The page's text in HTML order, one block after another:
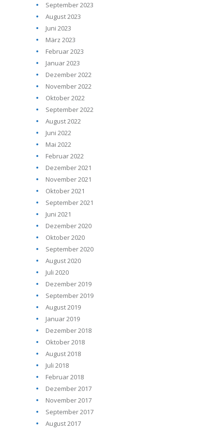
September 2023
August 2023
Juni 2023
März 2023
Februar 2023
Januar 2023
Dezember 2022
November 2022
Oktober 2022
September 2022
August 2022
Juni 2022
Mai 2022
Februar 2022
Dezember 2021
November 2021
Oktober 2021
September 2021
Juni 2021
Dezember 2020
Oktober 2020
September 2020
August 2020
Juli 2020
Dezember 2019
September 2019
August 2019
Januar 2019
Dezember 2018
Oktober 2018
August 2018
Juli 2018
Februar 2018
Dezember 2017
November 2017
September 2017
August 2017